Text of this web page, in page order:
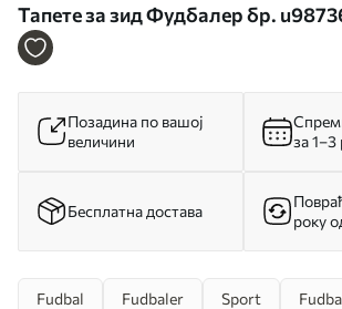
Тапете за зид Фудбалер бр.
Позадина по вашој
величини
за 1–3
Бесплатна достава
року
Fudbal Fudbaler Sport